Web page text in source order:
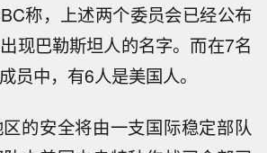
称，上述两个委员会已经公布
现巴勒斯坦人的名字。而在7名
员中，有6人是美国人。
的安全将由一支国际稳定部队